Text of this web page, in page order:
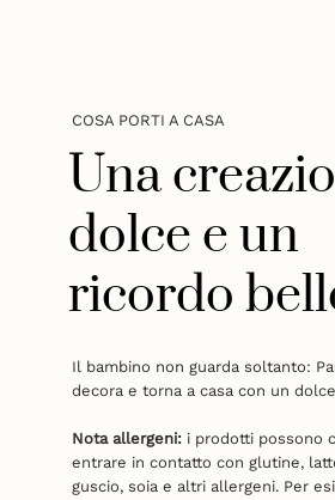
COSA PORTI A CASA
Una
dolce e un
ricordo
Il bambino non guarda soltanto:
decora e torna a casa con un
Nota allergeni: i prodotti possono
entrare in contatto con glutine,
guscio, soia e altri allergeni. Per